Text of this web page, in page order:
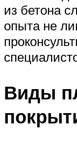
из бетона
опыта не
Виды